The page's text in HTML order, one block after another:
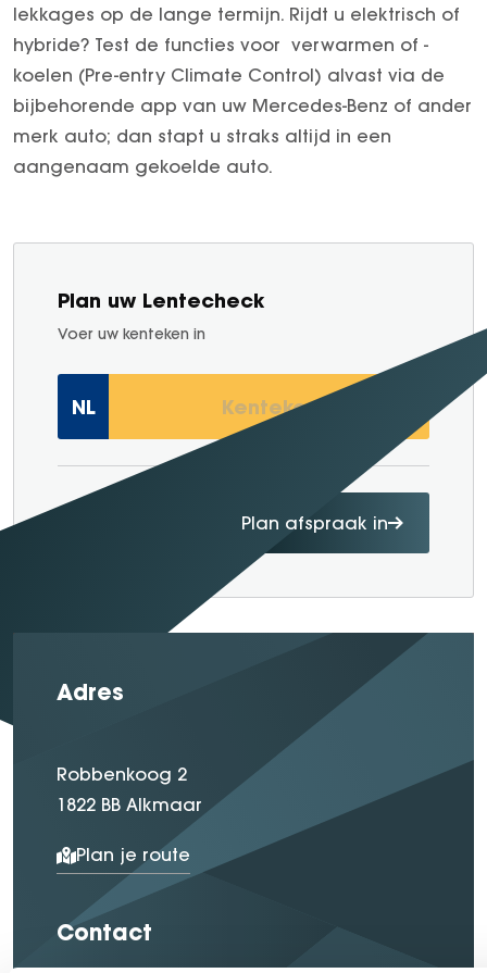
lekkages op de lange termijn. Rijdt u elektrisch of
hybride? Test de functies voor verwarmen of -
koelen (Pre-entry Climate Control) alvast via de
bijbehorende app van uw Mercedes-Benz of ander
merk auto; dan stapt u straks altijd in een
aangenaam gekoelde auto.
Plan uw Lentecheck
Voer uw kenteken in
NL
Plan afspraak in
Adres
Robbenkoog 2
1822 BB Alkmaar
Plan je route
Contact